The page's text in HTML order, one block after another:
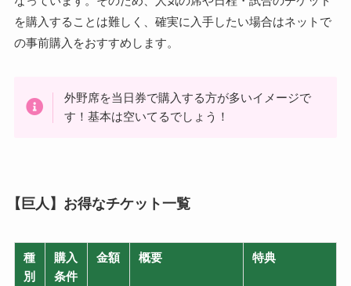
を購入することは難しく、確実に入手したい場合はネットで
の事前購入をおすすめします。
外野席を当日券で購入する方が多いイメージで
す！基本は空いてるでしょう！
【巨人】お得なチケット一覧
種
別
購入
条件
金額 概要 特典